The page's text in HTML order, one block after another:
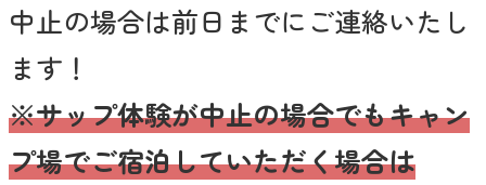
中止の場合は前日までにご連絡いたし
ます！
※サップ体験が中止の場合でもキャン
プ場でご宿泊していただく場合は